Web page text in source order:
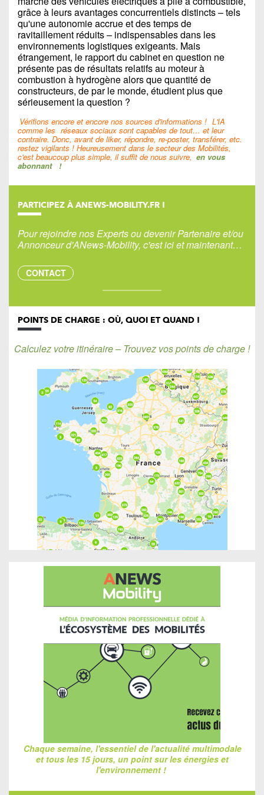
grâce à leurs avantages concurrentiels distincts – tels
qu'une autonomie accrue et des temps de
ravitaillement réduits – indispensables dans les
environnements logistiques exigeants. Mais
étrangement, le rapport du cabinet en question ne
présente pas de résultats relatifs au moteur à
combustion à hydrogène alors que quantité de
constructeurs, de par le monde, étudient plus que
sérieusement la question ?
Vérifions encore et encore nos sources d'informations ! L'IA
comme les réseaux sociaux sont capables de tout… et leur
contraire. Donc, avant de liker, répondre, re-poster, transférer, etc.
restez vigilants ! Heureusement dans le secteur des Mobilités,
c'est beaucoup plus simple, il suffit de nous suivre, en vous
abonnant !
PARTICIPEZ À ANEWS-MOBILITY.FR !
Pour rejoindre nos Experts ou devenir Partenaire et/ou
Annonceur d'ANews-Mobility, c'est ici et maintenant…
CONTACT
POINTS DE CHARGE : OÙ, QUOI ET QUAND !
Calculez votre itinéraire – Trouvez vos points de charge !
Chaque semaine, l'essentiel de l'actualité multimodale
et tous les 15 jours, un point sur les énergies et
l'environnement !